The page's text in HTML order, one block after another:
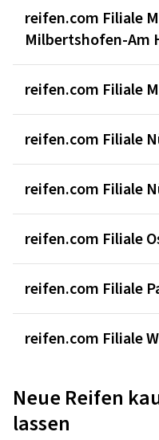
reifen.com Filiale
Milbertshofen-Am
reifen.com Filiale
reifen.com Filiale
reifen.com Filiale
reifen.com Filiale
reifen.com Filiale
reifen.com Filiale
Neue Reifen
lassen